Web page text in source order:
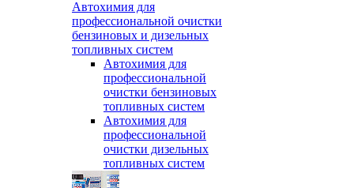
Автохимия для
профессиональной очистки
бензиновых и дизельных
топливных систем
Автохимия для
профессиональной
очистки бензиновых
топливных систем
Автохимия для
профессиональной
очистки дизельных
топливных систем